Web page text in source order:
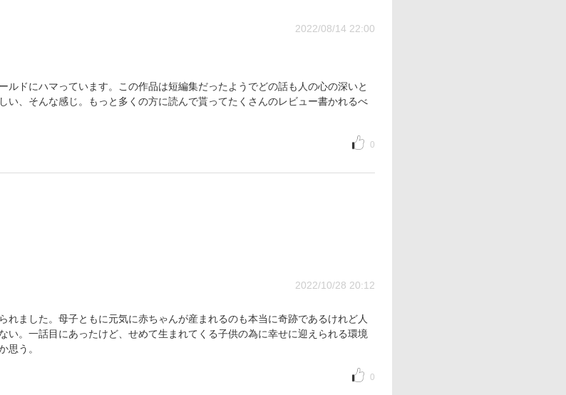
2022/08/14 22:00
ルドにハマっています。この作品は短編集だったようでどの話も人の心の深いと
い、そんな感じ。もっと多くの方に読んで貰ってたくさんのレビュー書かれるべ
0
2022/10/28 20:12
れました。母子ともに元気に赤ちゃんが産まれるのも本当に奇跡であるけれど人
い。一話目にあったけど、せめて生まれてくる子供の為に幸せに迎えられる環境
思う。
0